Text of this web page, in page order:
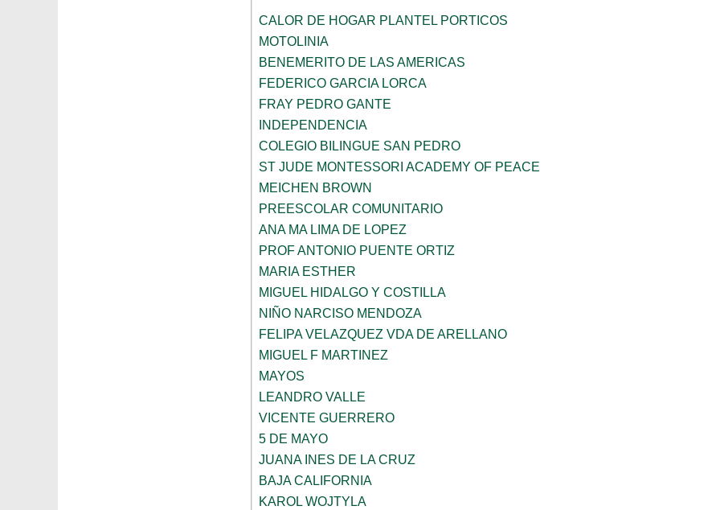
CALOR DE HOGAR PLANTEL PORTICOS
MOTOLINIA
BENEMERITO DE LAS AMERICAS
FEDERICO GARCIA LORCA
FRAY PEDRO GANTE
INDEPENDENCIA
COLEGIO BILINGUE SAN PEDRO
ST JUDE MONTESSORI ACADEMY OF PEACE
MEICHEN BROWN
PREESCOLAR COMUNITARIO
ANA MA LIMA DE LOPEZ
PROF ANTONIO PUENTE ORTIZ
MARIA ESTHER
MIGUEL HIDALGO Y COSTILLA
NIÑO NARCISO MENDOZA
FELIPA VELAZQUEZ VDA DE ARELLANO
MIGUEL F MARTINEZ
MAYOS
LEANDRO VALLE
VICENTE GUERRERO
5 DE MAYO
JUANA INES DE LA CRUZ
BAJA CALIFORNIA
KAROL WOJTYLA